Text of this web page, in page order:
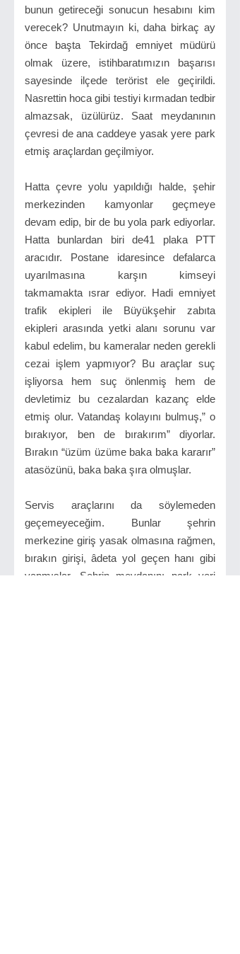
bunun getireceği sonucun hesabını kim
verecek? Unutmayın ki, daha birkaç ay
önce başta Tekirdağ emniyet müdürü
olmak üzere, istihbaratımızın başarısı
sayesinde ilçede terörist ele geçirildi.
Nasrettin hoca gibi testiyi kırmadan tedbir
almazsak, üzülürüz. Saat meydanının
çevresi de ana caddeye yasak yere park
etmiş araçlardan geçilmiyor.
Hatta çevre yolu yapıldığı halde, şehir
merkezinden kamyonlar geçmeye
devam edip, bir de bu yola park ediyorlar.
Hatta bunlardan biri de41 plaka PTT
aracıdır. Postane idaresince defalarca
uyarılmasına karşın kimseyi
takmamakta ısrar ediyor. Hadi emniyet
trafik ekipleri ile Büyükşehir zabıta
ekipleri arasında yetki alanı sorunu var
kabul edelim, bu kameralar neden gerekli
cezai işlem yapmıyor? Bu araçlar suç
işliyorsa hem suç önlenmiş hem de
devletimiz bu cezalardan kazanç elde
etmiş olur. Vatandaş kolayını bulmuş,” o
bırakıyor, ben de bırakırım” diyorlar.
Bırakın “üzüm üzüme baka baka kararır”
atasözünü, baka baka şıra olmuşlar.
Servis araçlarını da söylemeden
geçemeyeceğim. Bunlar şehrin
merkezine giriş yasak olmasına rağmen,
bırakın girişi, âdeta yol geçen hanı gibi
yapmışlar. Şehrin meydanını park yeri